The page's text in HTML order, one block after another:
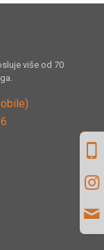
više od 70